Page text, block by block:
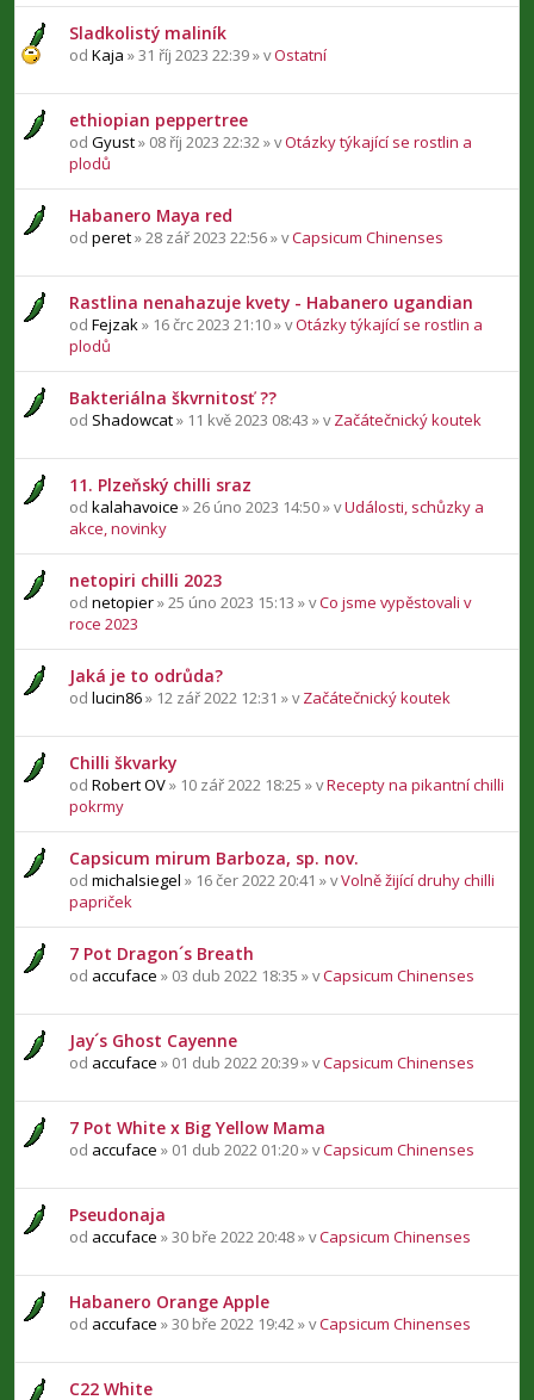
Sladkolistý maliník
od Kaja » 31 říj 2023 22:39 » vOstatní
ethiopian peppertree
od Gyust» 08 říj 2023 22:32 » vOtázky týkající se rostlin a
plodů
Habanero Maya red
od peret» 28 zář 2023 22:56 » vCapsicum Chinenses
Rastlina nenahazuje kvety - Habanero ugandian
od Fejzak » 16 črc 2023 21:10 » vOtázky týkající se rostlin a
plodů
Bakteriálna škvrnitosť ??
od Shadowcat» 11 kvě 2023 08:43 » vZačátečnický koutek
11. Plzeňský chilli sraz
od kalahavoice » 26 úno 2023 14:50 » vUdálosti, schůzky a
akce, novinky
netopiri chilli 2023
od netopier» 25 úno 2023 15:13 » vCo jsme vypěstovali v
roce 2023
Jaká je to odrůda?
od lucin86» 12 zář 2022 12:31 » vZačátečnický koutek
Chilli škvarky
od Robert OV» 10 zář 2022 18:25 » vRecepty na pikantní chilli
pokrmy
Capsicum mirum Barboza, sp. nov.
od michalsiegel » 16 čer 2022 20:41 » vVolně žijící druhy chilli
papriček
7 Pot Dragon´s Breath
od accuface » 03 dub 2022 18:35 » vCapsicum Chinenses
Jay´s Ghost Cayenne
od accuface » 01 dub 2022 20:39 » vCapsicum Chinenses
7 Pot White x Big Yellow Mama
od accuface » 01 dub 2022 01:20 » vCapsicum Chinenses
Pseudonaja
od accuface » 30 bře 2022 20:48 » vCapsicum Chinenses
Habanero Orange Apple
od accuface » 30 bře 2022 19:42 » vCapsicum Chinenses
C22 White